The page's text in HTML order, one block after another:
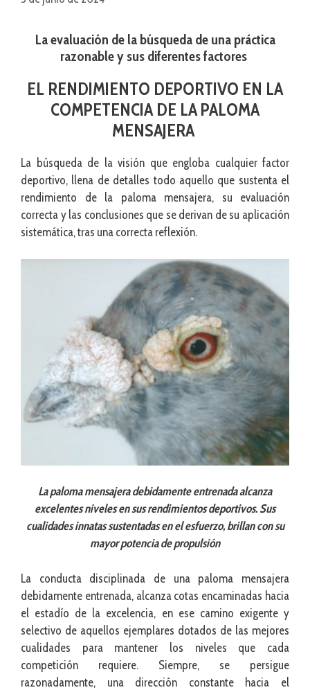
La evaluación de la búsqueda de una práctica
razonable y sus diferentes factores
EL RENDIMIENTO DEPORTIVO EN LA
COMPETENCIA DE LA PALOMA
MENSAJERA
La búsqueda de la visión que engloba cualquier factor
deportivo, llena de detalles todo aquello que sustenta el
rendimiento de la paloma mensajera, su evaluación
correcta y las conclusiones que se derivan de su aplicación
sistemática, tras una correcta reflexión.
La paloma mensajera debidamente entrenada alcanza
excelentes niveles en sus rendimientos deportivos. Sus
cualidades innatas sustentadas en el esfuerzo, brillan con su
mayor potencia de propulsión
La conducta disciplinada de una paloma mensajera
debidamente entrenada, alcanza cotas encaminadas hacia
el estadío de la excelencia, en ese camino exigente y
selectivo de aquellos ejemplares dotados de las mejores
cualidades para mantener los niveles que cada
competición requiere. Siempre, se persigue
razonadamente, una dirección constante hacia el